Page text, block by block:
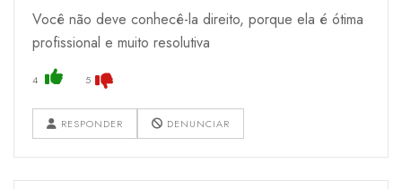
Você não deve conhecê-la direito, porque ela é ótima
profissional e muito resolutiva
4 5
RESPONDER DENUNCIAR